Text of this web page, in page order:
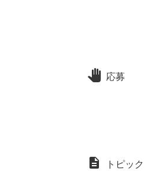
応募
トピック